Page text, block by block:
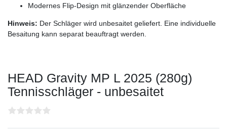
Modernes Flip-Design mit glänzender Oberfläche
Hinweis: Der Schläger wird unbesaitet geliefert. Eine individuelle
Besaitung kann separat beauftragt werden.
HEAD Gravity MP L 2025 (280g)
Tennisschläger - unbesaitet